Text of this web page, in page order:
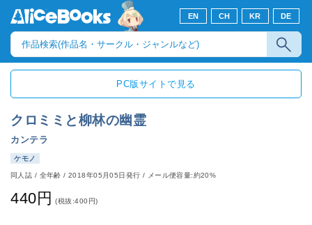
EN CH KR DE
PC版サイトで見る
クロミミと柳林の幽霊
カンテラ
ケモノ
同人誌 / 全年齢/2018年05月05日発行 / メール便容量:約20%
440円 (税抜:400円)